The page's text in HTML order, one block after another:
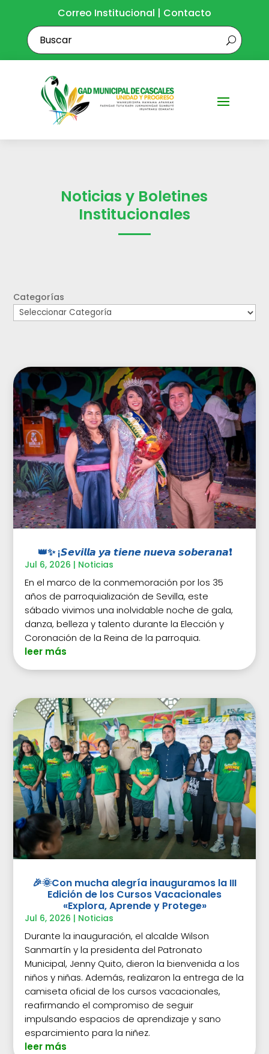
Correo Institucional | Contacto
Noticias y Boletines
Institucionales
Categorías
👑✨ ¡𝙎𝙚𝙫𝙞𝙡𝙡𝙖 𝙮𝙖 𝙩𝙞𝙚𝙣𝙚 𝙣𝙪𝙚𝙫𝙖 𝙨𝙤𝙗𝙚𝙧𝙖𝙣𝙖❗
Jul 6, 2026 | Noticias
En el marco de la conmemoración por los 35
años de parroquialización de Sevilla, este
sábado vivimos una inolvidable noche de gala,
danza, belleza y talento durante la Elección y
Coronación de la Reina de la parroquia.
leer más
🎉🌞Con mucha alegría inauguramos la III
Edición de los Cursos Vacacionales
«Explora, Aprende y Protege»
Jul 6, 2026 | Noticias
Durante la inauguración, el alcalde Wilson
Sanmartín y la presidenta del Patronato
Municipal, Jenny Quito, dieron la bienvenida a los
niños y niñas. Además, realizaron la entrega de la
camiseta oficial de los cursos vacacionales,
reafirmando el compromiso de seguir
impulsando espacios de aprendizaje y sano
esparcimiento para la niñez.
leer más